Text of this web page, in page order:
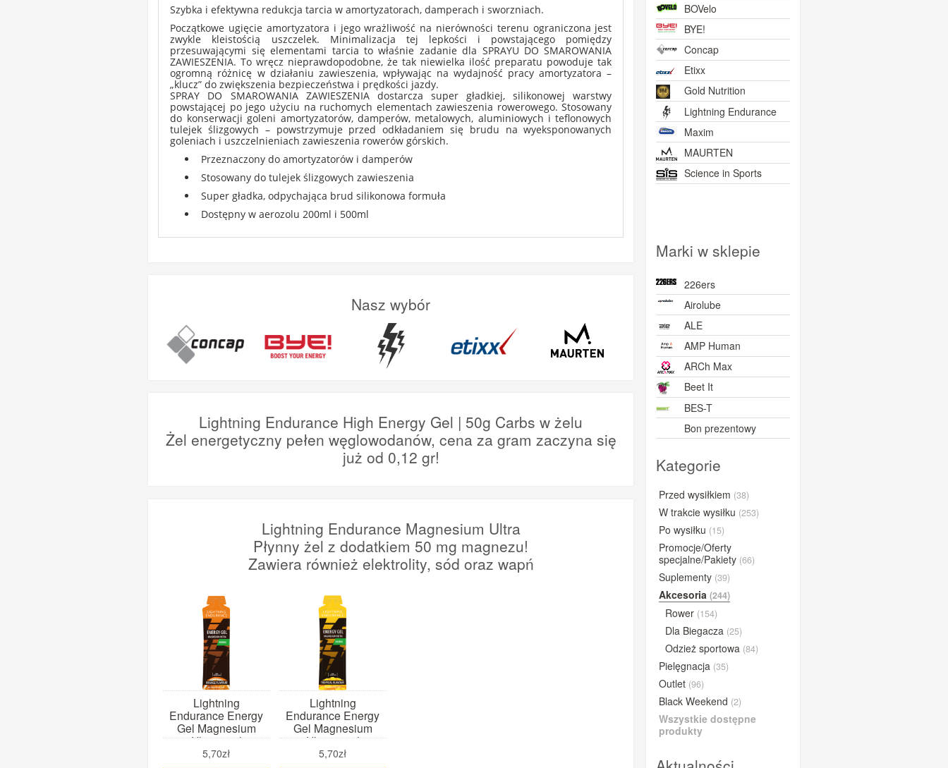
Szybka i efektywna redukcja tarcia w amortyzatorach, damperach i sworzniach.
Początkowe ugięcie amortyzatora i jego wrażliwość na nierówności terenu ograniczona jest
zwykle kleistością uszczelek. Minimalizacja tej lepkości i powstającego pomiędzy
przesuwającymi się elementami tarcia to właśnie zadanie dla SPRAYU DO SMAROWANIA
ZAWIESZENIA. To wręcz nieprawdopodobne, że tak niewielka ilość preparatu powoduje tak
ogromną różnicę w działaniu zawieszenia, wpływając na wydajność pracy amortyzatora –
„klucz” do zwiększenia bezpieczeństwa i prędkości jazdy.
SPRAY DO SMAROWANIA ZAWIESZENIA dostarcza super gładkiej, silikonowej warstwy
powstającej po jego użyciu na ruchomych elementach zawieszenia rowerowego. Stosowany
do konserwacji goleni amortyzatorów, damperów, metalowych, aluminiowych i teflonowych
tulejek ślizgowych – powstrzymuje przed odkładaniem się brudu na wyeksponowanych
goleniach i uszczelnieniach zawieszenia rowerów górskich.
Przeznaczony do amortyzatorów i damperów
Stosowany do tulejek ślizgowych zawieszenia
Super gładka, odpychająca brud silikonowa formuła
Dostępny w aerozolu 200ml i 500ml
Nasz wybór
Lightning Endurance High Energy Gel | 50g Carbs w żelu
Żel energetyczny pełen węglowodanów, cena za gram zaczyna się
już od 0,12 gr!
Lightning Endurance Magnesium Ultra
Płynny żel z dodatkiem 50 mg magnezu!
Zawiera również elektrolity, sód oraz wapń
Lightning
Endurance Energy
Gel Magnesium
Ultra 60ml
(pomarańcza)
5,70zł
Lightning
Endurance Energy
Gel Magnesium
Ultra 60 ml
(tropikalny)
5,70zł
BOVelo
BYE!
Concap
Etixx
Gold Nutrition
Lightning Endurance
Maxim
MAURTEN
Science in Sports
Marki w sklepie
226ers
Airolube
ALE
AMP Human
ARCh Max
Beet It
BES-T
Bon prezentowy
BOVelo
BRL
BUFF®
BYE
Close the gap
Compressport
Concap
CyclOn
Dextro Energy
ESI Grips
Etixx
Fenwick's
Gold Nutrition
iGPSPORT
Lazer
Kategorie
Przed wysiłkiem (38)
W trakcie wysiłku (253)
Po wysiłku (15)
Promocje/Oferty
specjalne/Pakiety (66)
Suplementy (39)
Akcesoria (244)
Rower (154)
Dla Biegacza (25)
Odzież sportowa (84)
Pielęgnacja (35)
Outlet (96)
Black Weekend (2)
Wszystkie dostępne
produkty